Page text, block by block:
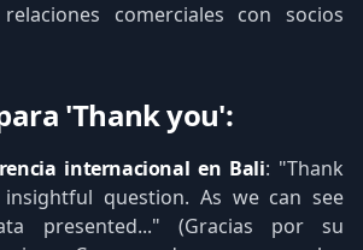
comerciales con socios
'Thank you':
internacional en Bali: "Thank
question. As we can see
presented..." (Gracias por su